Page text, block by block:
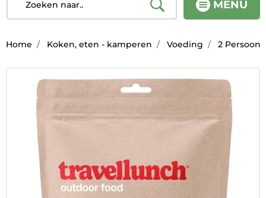
MENU
Home Koken, eten - kamperen Voeding 2